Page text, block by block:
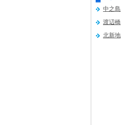
中之島
渡辺橋
北新地